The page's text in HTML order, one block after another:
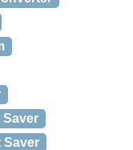
Saver
Saver